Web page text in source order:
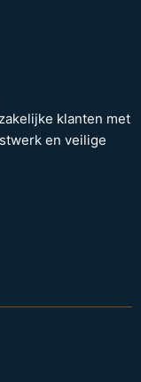
klanten met
en veilige